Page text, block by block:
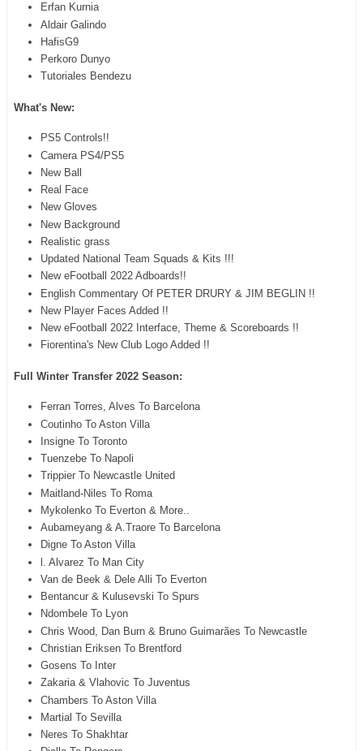
Erfan Kurnia
Aldair Galindo
HafisG9
Perkoro Dunyo
Tutoriales Bendezu
What's New:
PS5 Controls!!
Camera PS4/PS5
New Ball
Real Face
New Gloves
New Background
Realistic grass
Updated National Team Squads & Kits !!!
New eFootball 2022 Adboards!!
English Commentary Of PETER DRURY & JIM BEGLIN !!
New Player Faces Added !!
New eFootball 2022 Interface, Theme & Scoreboards !!
Fiorentina's New Club Logo Added !!
Full Winter Transfer 2022 Season:
Ferran Torres, Alves To Barcelona
Coutinho To Aston Villa
Insigne To Toronto
Tuenzebe To Napoli
Trippier To Newcastle United
Maitland-Niles To Roma
Mykolenko To Everton & More..
Aubameyang & A.Traore To Barcelona
Digne To Aston Villa
l. Alvarez To Man City
Van de Beek & Dele Alli To Everton
Bentancur & Kulusevski To Spurs
Ndombele To Lyon
Chris Wood, Dan Burn & Bruno Guimarães To Newcastle
Christian Eriksen To Brentford
Gosens To Inter
Zakaria & Vlahovic To Juventus
Chambers To Aston Villa
Martial To Sevilla
Neres To Shakhtar